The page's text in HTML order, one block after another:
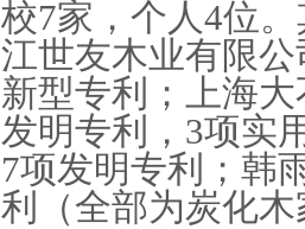
校7家，个人4位
江世友木业有限
新型专利；上海
发明专利，3项实
7项发明专利；韩
利（全部为炭化